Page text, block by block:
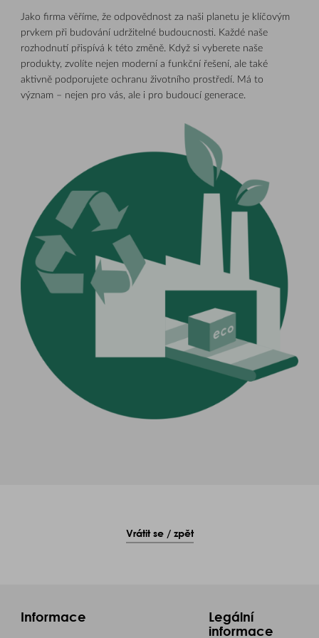
Jako firma věříme, že odpovědnost za naši planetu je klíčovým
prvkem při budování udržitelné budoucnosti. Každé naše
rozhodnutí přispívá k této změně. Když si vyberete naše
produkty, zvolíte nejen moderní a funkční řešení, ale také
aktivně podporujete ochranu životního prostředí. Má to
význam – nejen pro vás, ale i pro budoucí generace.
Vrátit se / zpět
Informace
Legální
informace